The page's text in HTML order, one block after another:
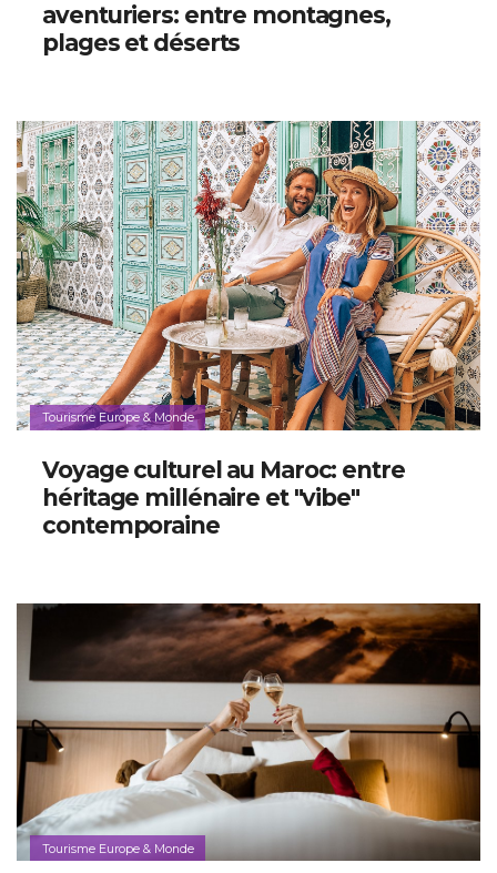
aventuriers: entre montagnes,
plages et déserts
Tourisme Europe & Monde
Voyage culturel au Maroc: entre
héritage millénaire et "vibe"
contemporaine
Tourisme Europe & Monde